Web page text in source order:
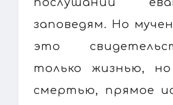
заповедям. Но
это
только жизнью,
смертью, прямое